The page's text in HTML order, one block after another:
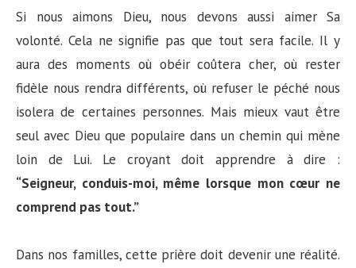
Si nous aimons Dieu, nous devons aussi aimer Sa
volonté. Cela ne signifie pas que tout sera facile. Il y
aura des moments où obéir coûtera cher, où rester
fidèle nous rendra différents, où refuser le péché nous
isolera de certaines personnes. Mais mieux vaut être
seul avec Dieu que populaire dans un chemin qui mène
loin de Lui. Le croyant doit apprendre à dire :
“Seigneur, conduis-moi, même lorsque mon cœur ne
comprend pas tout.”
Dans nos familles, cette prière doit devenir une réalité.